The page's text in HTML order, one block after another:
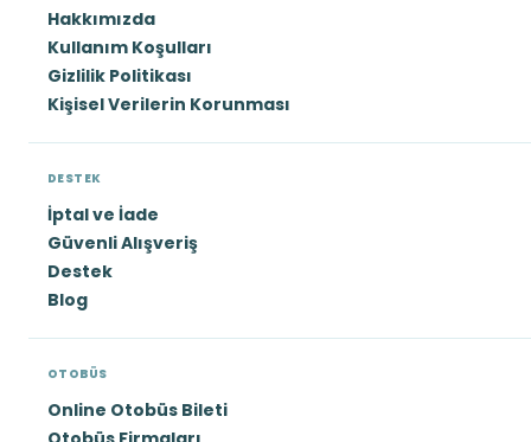
Hakkımızda
Kullanım Koşulları
Gizlilik Politikası
Kişisel Verilerin Korunması
DESTEK
İptal ve İade
Güvenli Alışveriş
Destek
Blog
OTOBÜS
Online Otobüs Bileti